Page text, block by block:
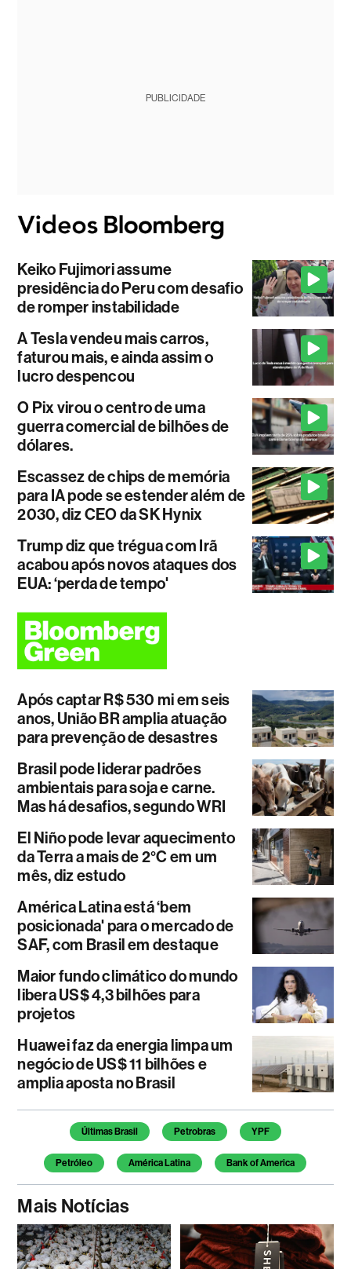
PUBLICIDADE
Keiko Fujimori assume
presidência do Peru com desafio
de romper instabilidade
A Tesla vendeu mais carros,
faturou mais, e ainda assim o
lucro despencou
O Pix virou o centro de uma
guerra comercial de bilhões de
dólares.
Escassez de chips de memória
para IA pode se estender além de
2030, diz CEO da SK Hynix
Trump diz que trégua com Irã
acabou após novos ataques dos
EUA: ‘perda de tempo'
Após captar R$ 530 mi em seis
anos, União BR amplia atuação
para prevenção de desastres
Brasil pode liderar padrões
ambientais para soja e carne.
Mas há desafios, segundo WRI
El Niño pode levar aquecimento
da Terra a mais de 2°C em um
mês, diz estudo
América Latina está ‘bem
posicionada' para o mercado de
SAF, com Brasil em destaque
Maior fundo climático do mundo
libera US$ 4,3 bilhões para
projetos
Huawei faz da energia limpa um
negócio de US$ 11 bilhões e
amplia aposta no Brasil
Temas deste artigo
Últimas Brasil Petrobras YPF
Petróleo América Latina Bank of America
Mais Notícias